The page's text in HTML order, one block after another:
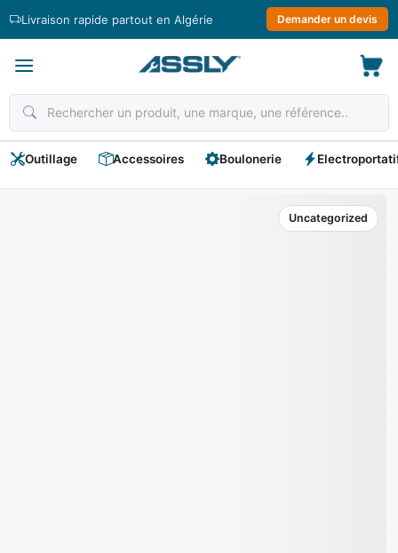
Livraison rapide partout en Algérie Demander un devis
Outillage Accessoires Boulonerie
Uncategorized